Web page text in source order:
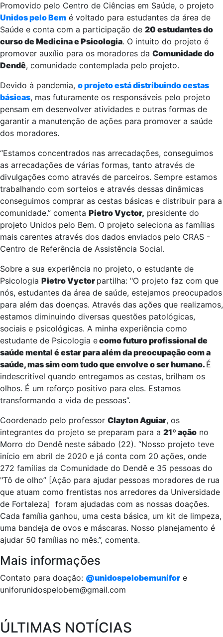
Promovido pelo Centro de Ciências em Saúde, o projeto
Unidos pelo Bem é voltado para estudantes da área de
Saúde e conta com a participação de 20 estudantes do
curso de Medicina e Psicologia. O intuito do projeto é
promover auxílio para os moradores da Comunidade do
Dendê, comunidade contemplada pelo projeto.
Devido à pandemia, o projeto está distribuindo cestas
básicas, mas futuramente os responsáveis pelo projeto
pensam em desenvolver atividades e outras formas de
garantir a manutenção de ações para promover a saúde
dos moradores.
“Estamos concentrados nas arrecadações, conseguimos
as arrecadações de várias formas, tanto através de
divulgações como através de parceiros. Sempre estamos
trabalhando com sorteios e através dessas dinâmicas
conseguimos comprar as cestas básicas e distribuir para a
comunidade.” comenta Pietro Vyctor, presidente do
projeto Unidos pelo Bem. O projeto seleciona as famílias
mais carentes através dos dados enviados pelo CRAS -
Centro de Referência de Assistência Social.
Sobre a sua experiência no projeto, o estudante de
Psicologia Pietro Vyctor partilha: "O projeto faz com que
nós, estudantes da área de saúde, estejamos preocupados
para além das doenças. Através das ações que realizamos,
estamos diminuindo diversas questões patológicas,
sociais e psicológicas. A minha experiência como
estudante de Psicologia ecomo futuro profissional de
saúde mental é estar para além da preocupação com a
saúde, mas sim com tudo que envolve o ser humano. É
indescritível quando entregamos as cestas, brilham os
olhos. É um reforço positivo para eles. Estamos
transformando a vida de pessoas”.
Coordenado pelo professor Clayton Aguiar, os
integrantes do projeto se preparam para a 21º ação no
Morro do Dendê neste sábado (22). “Nosso projeto teve
início em abril de 2020 e já conta com 20 ações, onde
272 famílias da Comunidade do Dendê e 35 pessoas do
"Tô de olho” [Ação para ajudar pessoas moradores de rua
que atuam como frentistas nos arredores da Universidade
de Fortaleza] foram ajudadas com as nossas doações.
Cada família ganhou, uma cesta básica, um kit de limpeza,
uma bandeja de ovos e máscaras. Nosso planejamento é
ajudar 50 famílias no mês.”, comenta.
Mais informações
Contato para doação: @unidospelobemunifor e
uniforunidospelobem@gmail.com
ÚLTIMAS NOTÍCIAS